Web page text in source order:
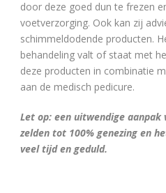
door deze goed dun te frezen
voetverzorging. Ook kan zij
schimmeldodende producten.
behandeling valt of staat met
deze producten in combinatie
aan de medisch pedicure.
Let op: een uitwendige
zelden tot 100% genezing en
veel tijd en geduld.